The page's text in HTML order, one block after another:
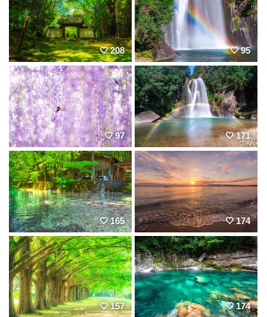
208 95
97 171
165 174
157 174